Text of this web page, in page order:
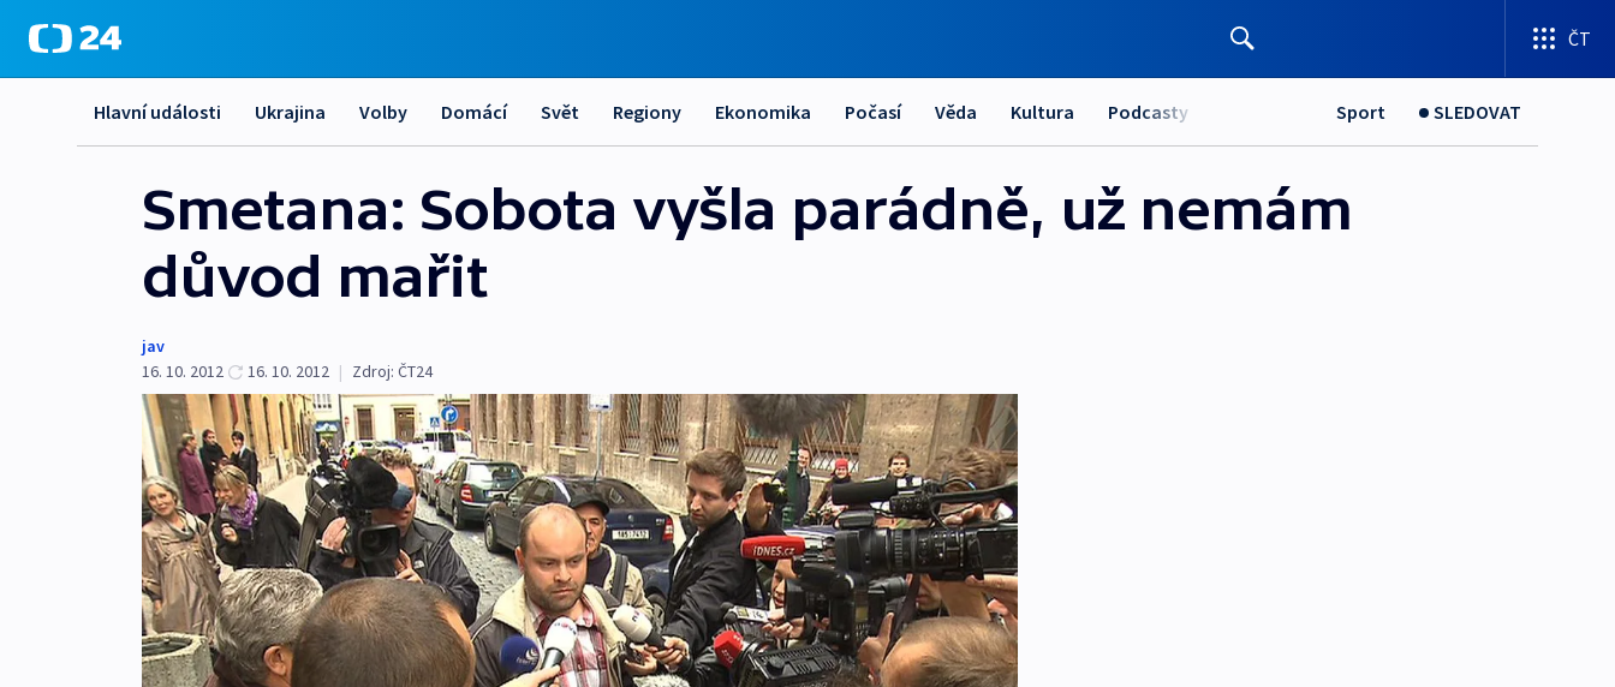
ČT
Hlavní události Ukrajina Volby Domácí Svět Regiony Ekonomika Počasí Věda Kultura Podcasty Sport SLEDOVAT
Smetana: Sobota vyšla parádně, už nemám
důvod mařit
jav
16. 10. 2012
16. 10. 2012 | Zdroj: ČT24